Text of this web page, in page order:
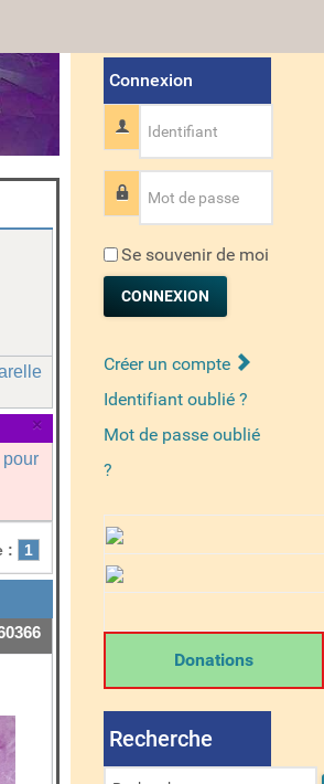
×
: 1
Connexion
Identifiant
Mot de passe
Se souvenir de moi
CONNEXION
Créer un compte
Identifiant oublié ?
Mot de passe oublié
?
Donations
Recherche